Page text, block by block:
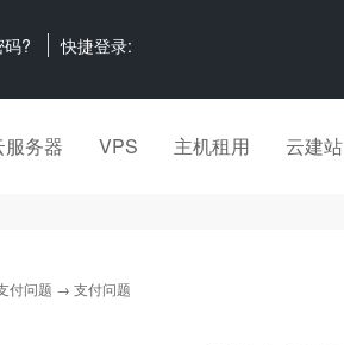
? 快捷登录:
服务器 VPS 主机租用 云建站
付问题 → 支付问题